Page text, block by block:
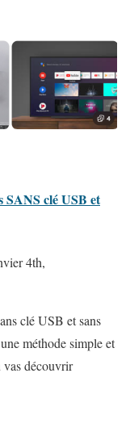
clé USB et
4th,
clé USB et sans
méthode simple et
vas découvrir